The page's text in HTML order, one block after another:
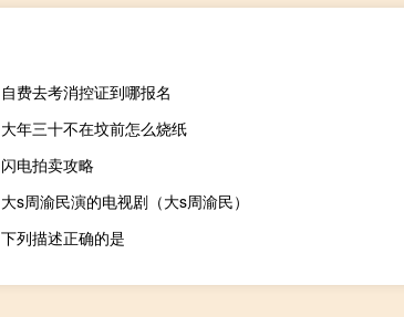
自费去考消控证到哪报名
大年三十不在坟前怎么烧纸
闪电拍卖攻略
大s周渝民演的电视剧（大s周渝民）
下列描述正确的是